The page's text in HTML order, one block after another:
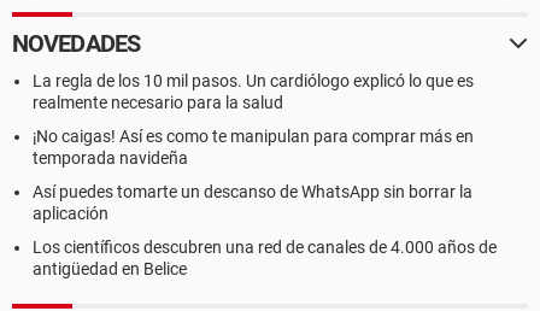
NOVEDADES
La regla de los 10 mil pasos. Un cardiólogo explicó lo que es
realmente necesario para la salud
¡No caigas! Así es como te manipulan para comprar más en
temporada navideña
Así puedes tomarte un descanso de WhatsApp sin borrar la
aplicación
Los científicos descubren una red de canales de 4.000 años de
antigüedad en Belice